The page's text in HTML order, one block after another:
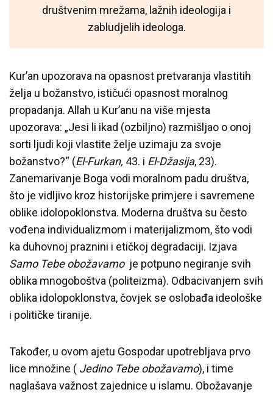
društvenim mrežama, lažnih ideologija i
zabludjelih ideologa.
Kur’an upozorava na opasnost pretvaranja vlastitih
želja u božanstvo, ističući opasnost moralnog
propadanja. Allah u Kur’anu na više mjesta
upozorava: „Jesi li ikad (ozbiljno) razmišljao o onoj
sorti ljudi koji vlastite želje uzimaju za svoje
božanstvo?“ (El-Furkan, 43. i El-Džasija, 23).
Zanemarivanje Boga vodi moralnom padu društva,
što je vidljivo kroz historijske primjere i savremene
oblike idolopoklonstva. Moderna društva su često
vođena individualizmom i materijalizmom, što vodi
ka duhovnoj praznini i etičkoj degradaciji. Izjava
Samo Tebe obožavamoje potpuno negiranje svih
oblika mnogoboštva (politeizma). Odbacivanjem svih
oblika idolopoklonstva, čovjek se oslobađa ideološke
i političke tiranije.
Također, u ovom ajetu Gospodar upotrebljava prvo
lice množine ( Jedino Tebe obožavamo), i time
naglašava važnost zajednice u islamu. Obožavanje